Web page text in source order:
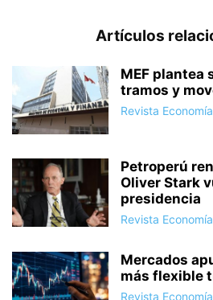
Artículos
MEF plantea
tramos y
Revista Economía
Petroperú
Oliver Stark
presidencia
Revista Economía
Mercados
más flexible
Revista Economía